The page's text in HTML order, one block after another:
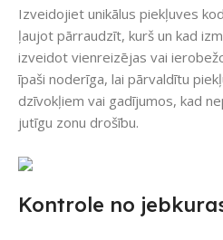
Izveidojiet unikālus piekļuves
ļaujot pārraudzīt, kurš un kad
izveidot vienreizējas vai
īpaši noderīga, lai pārvaldītu
dzīvokļiem vai gadījumos, kad
jutīgu zonu drošību.
Kontrole no